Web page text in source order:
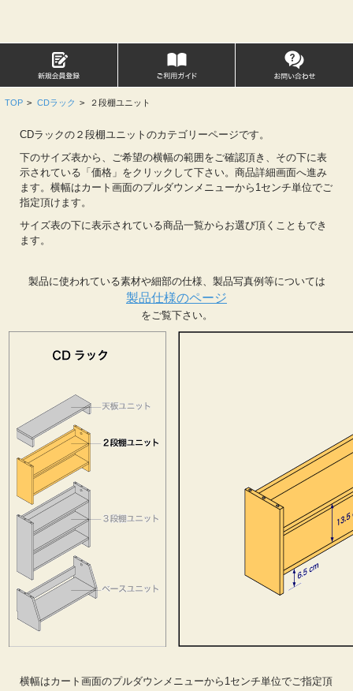
TOP > CDラック > ２段棚ユニット
CDラックの２段棚ユニットのカテゴリーページです。
下のサイズ表から、ご希望の横幅の範囲をご確認頂き、その下に表
示されている「価格」をクリックして下さい。商品詳細画面へ進み
ます。横幅はカート画面のプルダウンメニューから1センチ単位でご
指定頂けます。
サイズ表の下に表示されている商品一覧からお選び頂くこともでき
ます。
製品に使われている素材や細部の仕様、製品写真例等については
製品仕様のページ
をご覧下さい。
横幅はカート画面のプルダウンメニューから1センチ単位でご指定頂